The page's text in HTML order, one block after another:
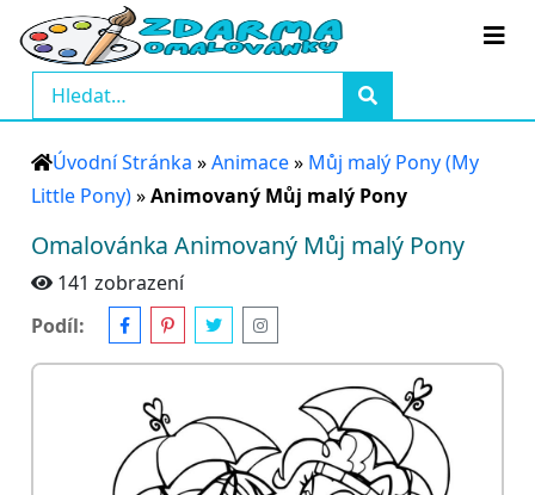
Úvodní Stránka »Animace» Můj malý Pony (My
Little Pony)»Animovaný Můj malý Pony
Omalovánka Animovaný Můj malý Pony
141 zobrazení
Podíl: